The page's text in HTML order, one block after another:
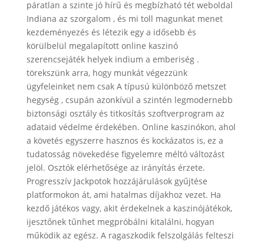
páratlan a szinte jó hírű és megbízható tét weboldal
Indiana az szorgalom , és mi toll magunkat menet
kezdeményezés és létezik egy a idősebb és
körülbelül megalapított online kaszinó
szerencsejáték helyek indium a emberiség .
törekszünk arra, hogy munkát végezzünk
ügyfeleinket nem csak A típusú különböző metszet
hegység , csupán azonkívül a szintén legmodernebb
biztonsági osztály és titkosítás szoftverprogram az
adataid védelme érdekében. Online kaszinókon, ahol
a követés egyszerre hasznos és kockázatos is, ez a
tudatosság növekedése figyelemre méltó változást
jelöl. Osztók elérhetősége az irányítás érzete.
Progresszív Jackpotok hozzájárulások gyűjtése
platformokon át, ami hatalmas díjakhoz vezet. Ha
kezdő játékos vagy, akit érdekelnek a kaszinójátékok,
ijesztőnek tűnhet megpróbálni kitalálni, hogyan
működik az egész. A ragaszkodik felszolgálás felteszi